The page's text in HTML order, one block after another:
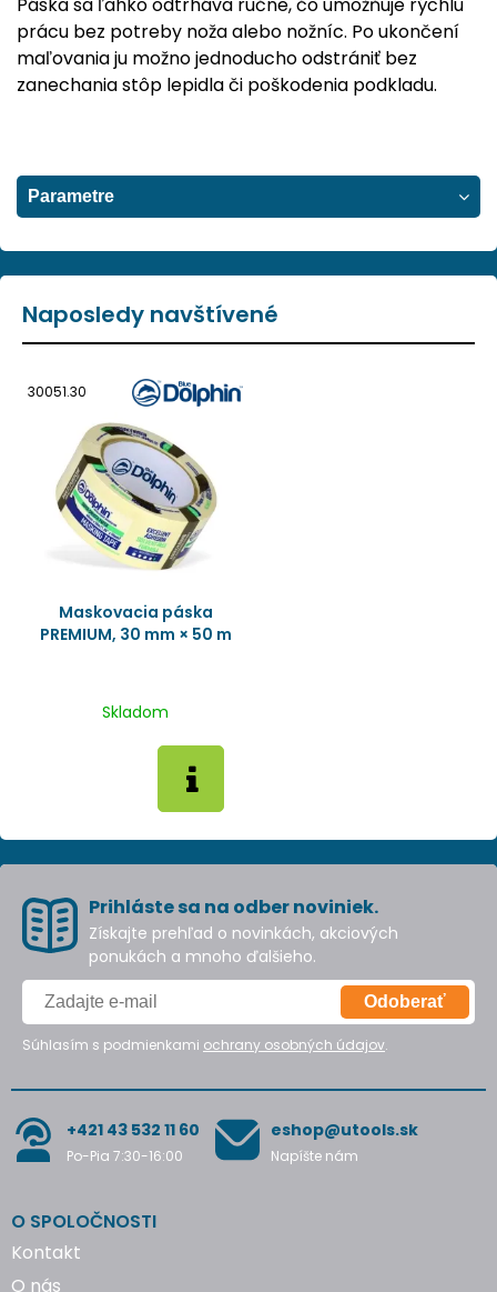
prácu bez potreby noža alebo nožníc. Po ukončení
maľovania ju možno jednoducho odstrániť bez
zanechania stôp lepidla či poškodenia podkladu.
Parametre
Naposledy navštívené
30051.30
Maskovacia páska
PREMIUM, 30 mm × 50 m
Skladom
Prihláste sa na odber noviniek.
Získajte prehľad o novinkách, akciových
ponukách a mnoho ďalšieho.
Odoberať
Súhlasím s podmienkami ochrany osobných údajov.
+421 43 532 11 60
Po-Pia 7:30-16:00
eshop@utools.sk
Napíšte nám
O SPOLOČNOSTI
Kontakt
O nás